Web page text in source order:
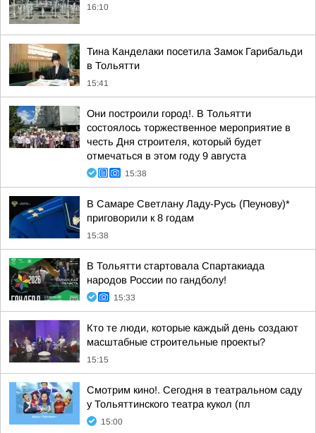
16:10
Тина Канделаки посетила Замок Гарибальди
в Тольятти
15:41
Они построили город!. В Тольятти
состоялось торжественное мероприятие в
честь Дня строителя, который будет
отмечаться в этом году 9 августа
15:38
В Самаре Светлану Ладу-Русь (Пеунову)*
приговорили к 8 годам
15:38
В Тольятти стартовала Спартакиада
народов России по гандболу!
15:33
Кто те люди, которые каждый день создают
масштабные строительные проекты?
15:15
Смотрим кино!. Сегодня в театральном саду
у Тольяттинского театра кукол (пл
15:00